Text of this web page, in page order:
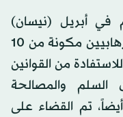
في أبريل (نيسان)
الماضي، كما سلمت عائلة أحد الإرهابيين مكونة من 10
من القوانين
السلم والمصالحة
تم القضاء على